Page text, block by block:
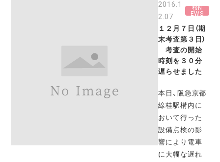
2016.1
2.07
桜N
EWS
１２月７日（期
末考査第３日）
考査の開始
時刻を３０分
遅らせました
本日、阪急京都
線桂駅構内に
おいて行った
設備点検の影
響により電車
に大幅な遅れ